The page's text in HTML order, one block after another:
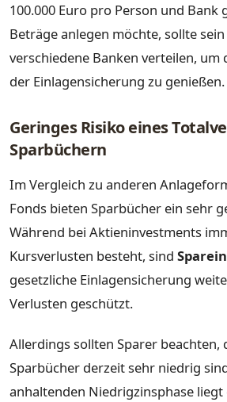
100.000 Euro pro Person und Bank
Beträge anlegen möchte, sollte
verschiedene Banken verteilen, um
der Einlagensicherung zu genießen.
Geringes Risiko eines
Sparbüchern
Im Vergleich zu anderen
Fonds bieten Sparbücher ein sehr
Während bei Aktieninvestments
Kursverlusten besteht, sind
gesetzliche Einlagensicherung
Verlusten geschützt.
Allerdings sollten Sparer beachten,
Sparbücher derzeit sehr niedrig
anhaltenden Niedrigzinsphase